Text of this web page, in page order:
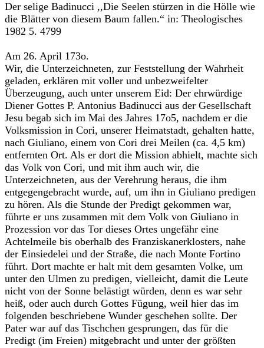
Der selige Badinucci ,,Die Seelen stürzen in die Hölle wie
die Blätter von diesem Baum fallen.“ in: Theologisches
1982 5. 4799
Am 26. April 173o.
Wir, die Unterzeichneten, zur Feststellung der Wahrheit
geladen, erklären mit voller und unbezweifelter
Überzeugung, auch unter unserem Eid: Der ehrwürdige
Diener Gottes P. Antonius Badinucci aus der Gesellschaft
Jesu begab sich im Mai des Jahres 17o5, nachdem er die
Volksmission in Cori, unserer Heimatstadt, gehalten hatte,
nach Giuliano, einem von Cori drei Meilen (ca. 4,5 km)
entfernten Ort. Als er dort die Mission abhielt, machte sich
das Volk von Cori, und mit ihm auch wir, die
Unterzeichneten, aus der Verehrung heraus, die ihm
entgegengebracht wurde, auf, um ihn in Giuliano predigen
zu hören. Als die Stunde der Predigt gekommen war,
führte er uns zusammen mit dem Volk von Giuliano in
Prozession vor das Tor dieses Ortes ungefähr eine
Achtelmeile bis oberhalb des Franziskanerklosters, nahe
der Einsiedelei und der Straße, die nach Monte Fortino
führt. Dort machte er halt mit dem gesamten Volke, um
unter den Ulmen zu predigen, vielleicht, damit die Leute
nicht von der Sonne belästigt würden, denn es war sehr
heiß, oder auch durch Gottes Fügung, weil hier das im
folgenden beschriebene Wunder geschehen sollte. Der
Pater war auf das Tischchen gesprungen, das für die
Predigt (im Freien) mitgebracht und unter der größten